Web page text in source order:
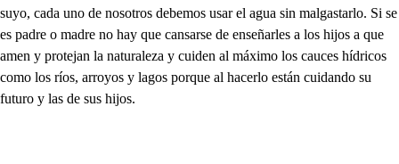
suyo, cada uno de nosotros debemos usar el agua sin malgastarlo. Si se
es padre o madre no hay que cansarse de enseñarles a los hijos a que
amen y protejan la naturaleza y cuiden al máximo los cauces hídricos
como los ríos, arroyos y lagos porque al hacerlo están cuidando su
futuro y las de sus hijos.